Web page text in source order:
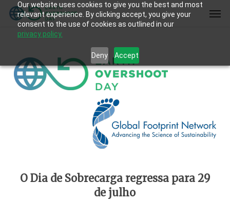
Our website uses cookies to give you the best and most
relevant experience. By clicking accept, you give your
consent to the use of cookies as outlined in our
privacy policy.
Deny Accept
Skip
O Dia de Sobrecarga regressa para 29
de julho